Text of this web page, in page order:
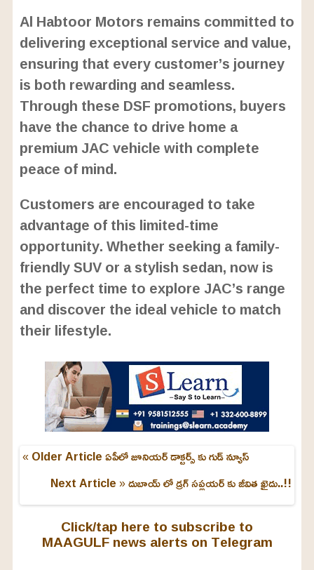
Al Habtoor Motors remains committed to
delivering exceptional service and value,
ensuring that every customer’s journey
is both rewarding and seamless.
Through these DSF promotions, buyers
have the chance to drive home a
premium JAC vehicle with complete
peace of mind.
Customers are encouraged to take
advantage of this limited-time
opportunity. Whether seeking a family-
friendly SUV or a stylish sedan, now is
the perfect time to explore JAC’s range
and discover the ideal vehicle to match
their lifestyle.
« Older Articleఏపీలో జూనియర్ డాక్టర్స్ కు గుడ్ న్యూస్
Next Article »దుబాయ్ లో డ్రగ్ సప్లయర్ కు జీవిత ఖైదు..!!
Click/tap here to subscribe to
MAAGULF news alerts on Telegram